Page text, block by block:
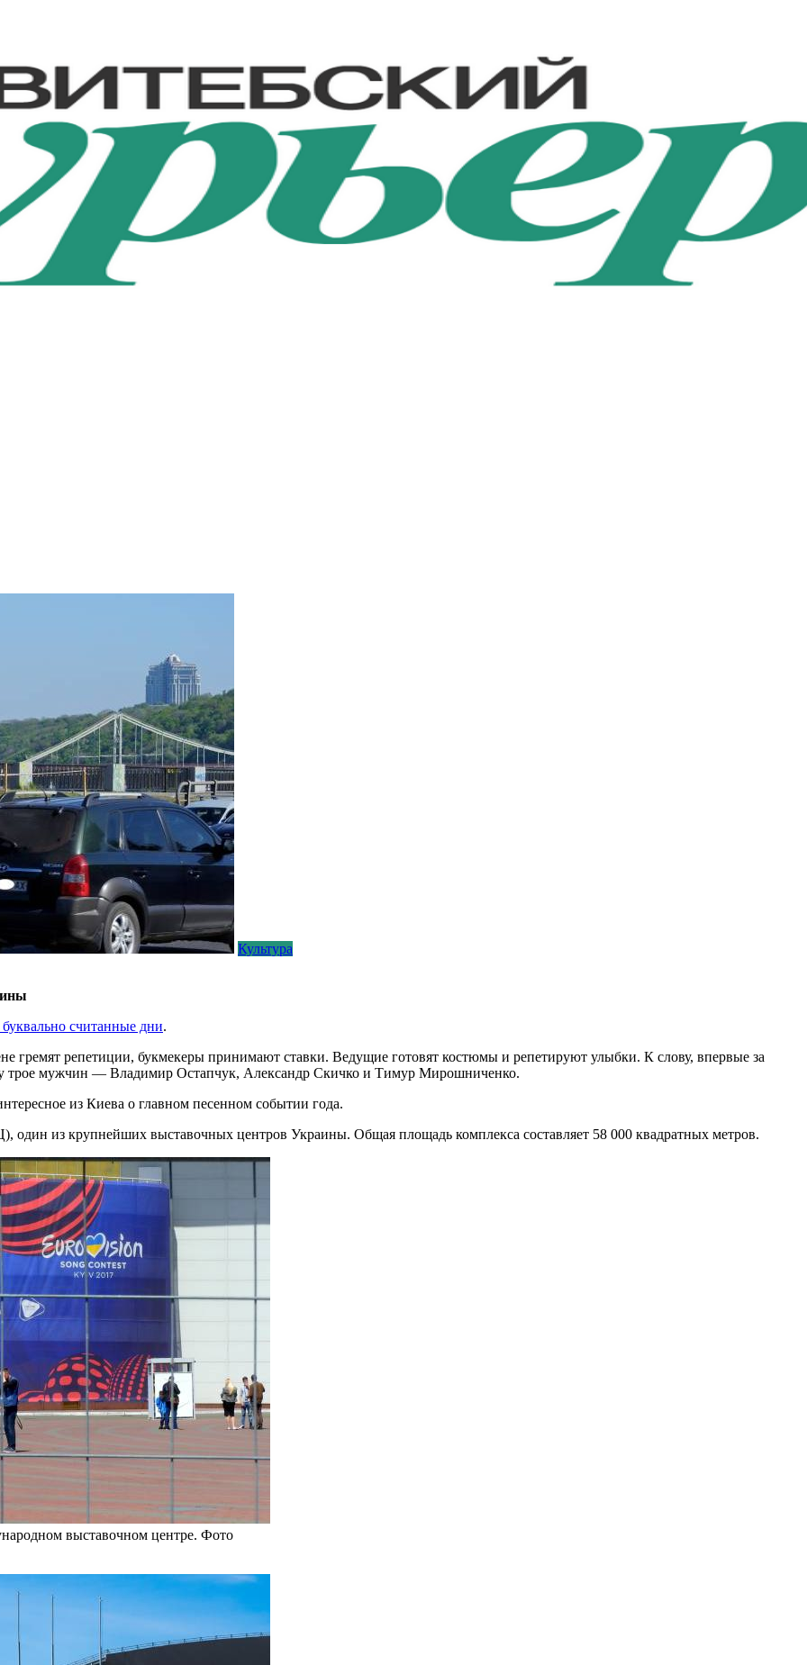
Культура
буквально считанные дни.
гремят репетиции, букмекеры принимают ставки. Ведущие готовят костюмы и репетируют улыбки. К слову, впервые за
трое мужчин — Владимир Остапчук, Александр Скичко и Тимур Мирошниченко.
из Киева о главном песенном событии года.
из крупнейших выставочных центров Украины. Общая площадь комплекса составляет 58 000 квадратных метров.
выставочном центре. Фото